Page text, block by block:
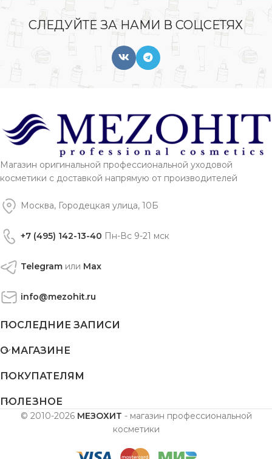
СЛЕДУЙТЕ ЗА НАМИ В СОЦСЕТЯХ
Магазин оригинальной профессиональной уходовой
косметики с доставкой напрямую от производителей
Москва, Городецкая улица, 10Б
+7 (495) 142-13-40 Пн-Вс 9-21 мск
Telegram или Max
info@mezohit.ru
ПОСЛЕДНИЕ ЗАПИСИ
О МАГАЗИНЕ
ПОКУПАТЕЛЯМ
ПОЛЕЗНОЕ
© 2010-2026 МЕЗОХИТ - магазин профессиональной
косметики